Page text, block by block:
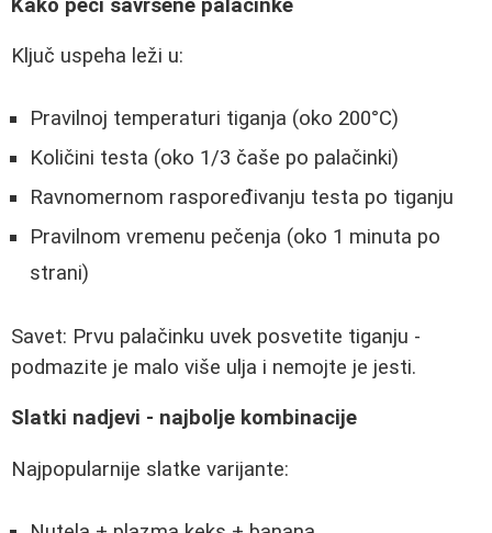
Kako peći savršene palačinke
Ključ uspeha leži u:
Pravilnoj temperaturi tiganja (oko 200°C)
Količini testa (oko 1/3 čaše po palačinki)
Ravnomernom raspoređivanju testa po tiganju
Pravilnom vremenu pečenja (oko 1 minuta po
strani)
Savet: Prvu palačinku uvek posvetite tiganju -
podmazite je malo više ulja i nemojte je jesti.
Slatki nadjevi - najbolje kombinacije
Najpopularnije slatke varijante: